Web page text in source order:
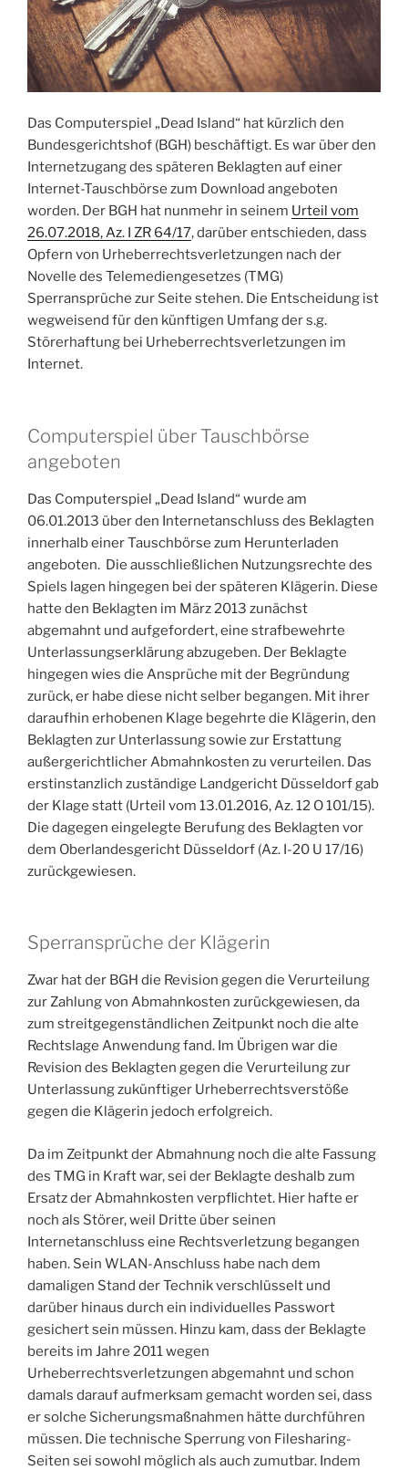
Das Computerspiel „Dead Island“ hat kürzlich den
Bundesgerichtshof (BGH) beschäftigt. Es war über den
Internetzugang des späteren Beklagten auf einer
Internet-Tauschbörse zum Download angeboten
worden. Der BGH hat nunmehr in seinem Urteil vom
26.07.2018, Az. I ZR 64/17, darüber entschieden, dass
Opfern von Urheberrechtsverletzungen nach der
Novelle des Telemediengesetzes (TMG)
Sperransprüche zur Seite stehen. Die Entscheidung ist
wegweisend für den künftigen Umfang der s.g.
Störerhaftung bei Urheberrechtsverletzungen im
Internet.
Computerspiel über Tauschbörse
angeboten
Das Computerspiel „Dead Island“ wurde am
06.01.2013 über den Internetanschluss des Beklagten
innerhalb einer Tauschbörse zum Herunterladen
angeboten. Die ausschließlichen Nutzungsrechte des
Spiels lagen hingegen bei der späteren Klägerin. Diese
hatte den Beklagten im März 2013 zunächst
abgemahnt und aufgefordert, eine strafbewehrte
Unterlassungserklärung abzugeben. Der Beklagte
hingegen wies die Ansprüche mit der Begründung
zurück, er habe diese nicht selber begangen. Mit ihrer
daraufhin erhobenen Klage begehrte die Klägerin, den
Beklagten zur Unterlassung sowie zur Erstattung
außergerichtlicher Abmahnkosten zu verurteilen. Das
erstinstanzlich zuständige Landgericht Düsseldorf gab
der Klage statt (Urteil vom 13.01.2016, Az. 12 O 101/15).
Die dagegen eingelegte Berufung des Beklagten vor
dem Oberlandesgericht Düsseldorf (Az. I-20 U 17/16)
zurückgewiesen.
Sperransprüche der Klägerin
Zwar hat der BGH die Revision gegen die Verurteilung
zur Zahlung von Abmahnkosten zurückgewiesen, da
zum streitgegenständlichen Zeitpunkt noch die alte
Rechtslage Anwendung fand. Im Übrigen war die
Revision des Beklagten gegen die Verurteilung zur
Unterlassung zukünftiger Urheberrechtsverstöße
gegen die Klägerin jedoch erfolgreich.
Da im Zeitpunkt der Abmahnung noch die alte Fassung
des TMG in Kraft war, sei der Beklagte deshalb zum
Ersatz der Abmahnkosten verpflichtet. Hier hafte er
noch als Störer, weil Dritte über seinen
Internetanschluss eine Rechtsverletzung begangen
haben. Sein WLAN-Anschluss habe nach dem
damaligen Stand der Technik verschlüsselt und
darüber hinaus durch ein individuelles Passwort
gesichert sein müssen. Hinzu kam, dass der Beklagte
bereits im Jahre 2011 wegen
Urheberrechtsverletzungen abgemahnt und schon
damals darauf aufmerksam gemacht worden sei, dass
er solche Sicherungsmaßnahmen hätte durchführen
müssen. Die technische Sperrung von Filesharing-
Seiten sei sowohl möglich als auch zumutbar. Indem